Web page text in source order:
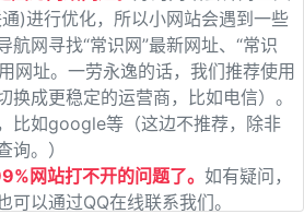
)进行优化，所以小网站会遇到一些
航网寻找“常识网”最新网址、“常识
网址。一劳永逸的话，我们推荐使用
换成更稳定的运营商，比如电信）。
比如google等（这边不推荐，除非
。）
网站打不开的问题了。 如有疑问，
可以通过QQ在线联系我们。